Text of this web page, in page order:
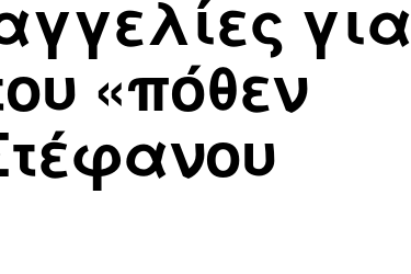
για
«πόθεν